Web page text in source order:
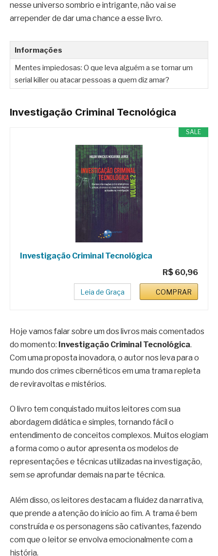
nesse universo sombrio e intrigante, não vai se
arrepender de dar uma chance a esse livro.
Informações
Mentes impiedosas: O que leva alguém a se tornar um
serial killer ou atacar pessoas a quem diz amar?
Investigação Criminal Tecnológica
SALE
Investigação Criminal Tecnológica
R$ 60,96
Leia de Graça COMPRAR
Hoje vamos falar sobre um dos livros mais comentados
do momento: Investigação Criminal Tecnológica.
Com uma proposta inovadora, o autor nos leva para o
mundo dos crimes cibernéticos em uma trama repleta
de reviravoltas e mistérios.
O livro tem conquistado muitos leitores com sua
abordagem didática e simples, tornando fácil o
entendimento de conceitos complexos. Muitos elogiam
a forma como o autor apresenta os modelos de
representações e técnicas utilizadas na investigação,
sem se aprofundar demais na parte técnica.
Além disso, os leitores destacam a fluidez da narrativa,
que prende a atenção do início ao fim. A trama é bem
construída e os personagens são cativantes, fazendo
com que o leitor se envolva emocionalmente com a
história.